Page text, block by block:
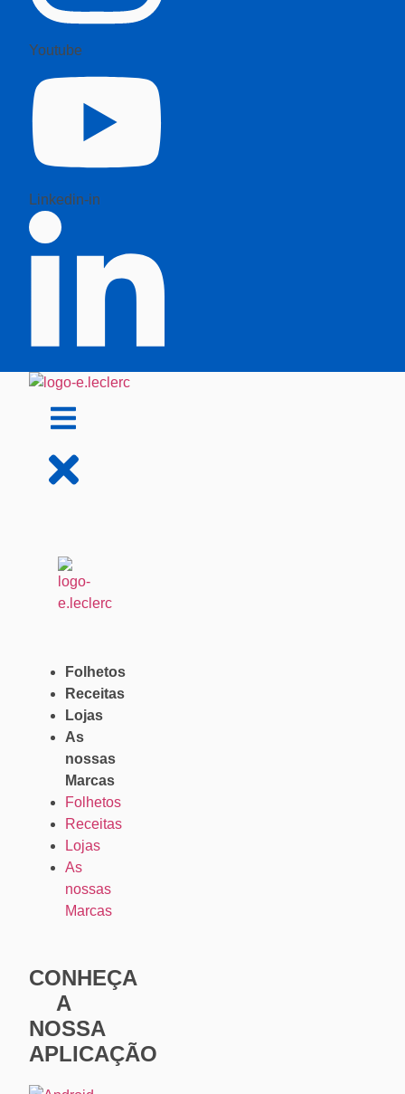
Youtube
Linkedin-in
Folhetos
Receitas
Lojas
As
nossas
Marcas
Folhetos
Receitas
Lojas
As
nossas
Marcas
CONHEÇA
A
NOSSA
APLICAÇÃO